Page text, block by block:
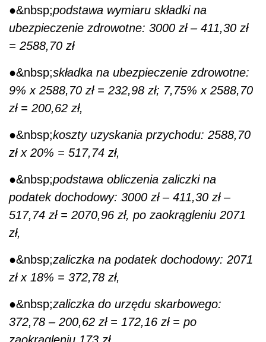
●&nbsp;podstawa obliczenia zaliczki na
podatek dochodowy: 3000 zł – 411,30 zł –
517,74 zł = 2070,96 zł, po zaokrągleniu 2071
zł,
zaliczka na podatek dochodowy: 2071
zł x 18% = 372,78 zł,
●&nbsp; zaliczka do urzędu skarbowego:
372,78 – 200,62 zł = 172,16 zł = po
zaokrągleniu 173 zł
Zleceniobiorca otrzyma wynagrodzenie w
wysokości: 2182,72 zł
232,98 zł + 173 zł) = 2182,72 zł.
Pracownik, o którym mowa wyżej, został